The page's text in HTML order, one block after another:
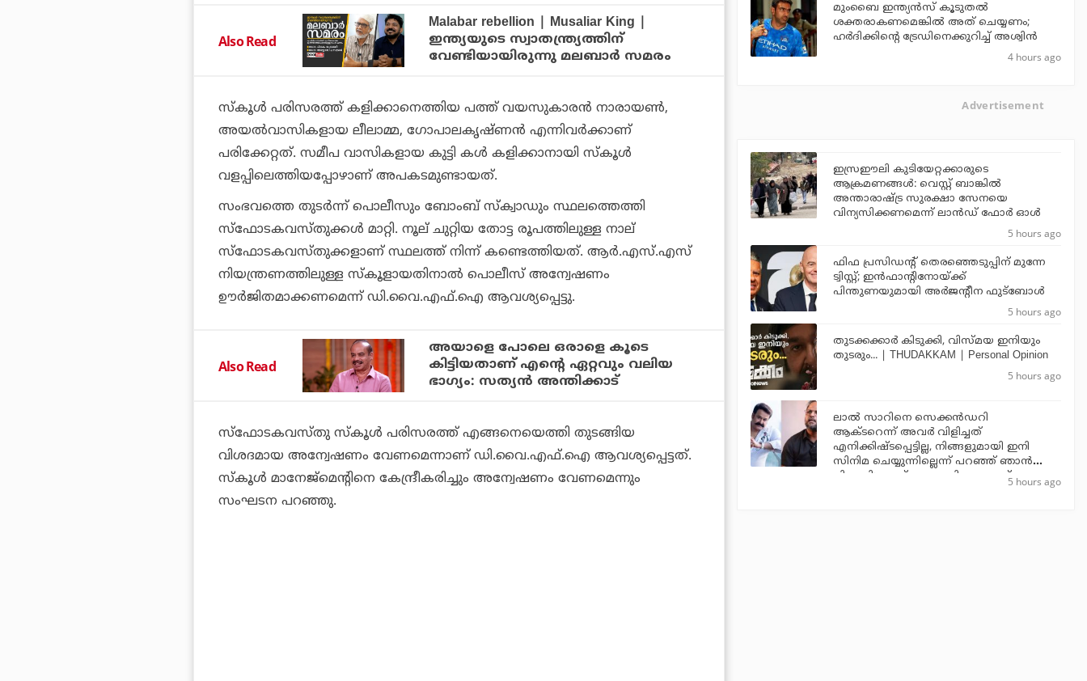
Also Read
Malabar rebellion | Musaliar King |
ഇന്ത്യയുടെ സ്വാതന്ത്ര്യത്തിന്
വേണ്ടിയായിരുന്നു മലബാര്‍ സമരം
സ്‌കൂള്‍ പരിസരത്ത് കളിക്കാനെത്തിയ പത്ത് വയസുകാരന്‍ നാരായണ്‍,
അയല്‍വാസികളായ ലീലാമ്മ, ഗോപാലകൃഷ്ണന്‍ എന്നിവര്‍ക്കാണ്
പരിക്കേറ്റത്. സമീപ വാസികളായ കുട്ടി കള്‍ കളിക്കാനായി സ്‌കൂള്‍
വളപ്പിലെത്തിയപ്പോഴാണ് അപകടമുണ്ടായത്.
സംഭവത്തെ തുടര്‍ന്ന് പൊലീസും ബോംബ് സ്‌ക്വാഡും സ്ഥലത്തെത്തി
സ്‌ഫോടകവസ്തുക്കള്‍ മാറ്റി. നൂല് ചുറ്റിയ തോട്ട രൂപത്തിലുള്ള നാല്
സ്‌ഫോടകവസ്തുക്കളാണ് സ്ഥലത്ത് നിന്ന് കണ്ടെത്തിയത്. ആര്‍.എസ്.എസ്
നിയന്ത്രണത്തിലുള്ള സ്‌കൂളായതിനാല്‍ പൊലീസ് അന്വേഷണം
ഊര്‍ജിതമാക്കണമെന്ന് ഡി.വൈ.എഫ്.ഐ ആവശ്യപ്പെട്ടു.
Also Read
അയാളെ പോലെ ഒരാളെ കൂടെ
കിട്ടിയതാണ് എന്റെ ഏറ്റവും വലിയ
ഭാഗ്യം: സത്യന്‍ അന്തിക്കാട്
സ്‌ഫോടകവസ്തു സ്‌കൂള്‍ പരിസരത്ത് എങ്ങനെയെത്തി തുടങ്ങിയ
വിശദമായ അന്വേഷണം വേണമെന്നാണ് ഡി.വൈ.എഫ്.ഐ ആവശ്യപ്പെട്ടത്.
സ്‌കൂള്‍ മാനേജ്‌മെന്റിനെ കേന്ദ്രീകരിച്ചും അന്വേഷണം വേണമെന്നും
സംഘടന പറഞ്ഞു.
മുംബൈ ഇന്ത്യന്‍സ് കൂടുതല്‍
ശക്തരാകണമെങ്കില്‍ അത് ചെയ്യണം;
ഹര്‍ദിക്കിന്റെ ട്രേഡിനെക്കുറിച്ച് അശ്വിന്‍
4 hours ago
Advertisement
ഇസ്രഈലി കുടിയേറ്റക്കാരുടെ
ആക്രമണങ്ങള്‍: വെസ്റ്റ് ബാങ്കില്‍
അന്താരാഷ്ട്ര സുരക്ഷാ സേനയെ
വിന്യസിക്കണമെന്ന് ലാന്‍ഡ് ഫോര്‍ ഓള്‍
5 hours ago
ഫിഫ പ്രസിഡന്റ് തെരഞ്ഞെടുപ്പിന് മുന്നേ
ട്വിസ്റ്റ്; ഇന്‍ഫാന്റിനോയ്ക്ക്
പിന്തുണയുമായി അര്‍ജന്റീന ഫുട്‌ബോള്‍
5 hours ago
തുടക്കക്കാര്‍ കിടുക്കി, വിസ്മയ ഇനിയും
തുടരും... | THUDAKKAM | Personal Opinion
5 hours ago
ലാല്‍ സാറിനെ സെക്കന്‍ഡറി
ആക്ടറെന്ന് അവര്‍ വിളിച്ചത്
എനിക്കിഷ്ടപ്പെട്ടില്ല, നിങ്ങളുമായി ഇനി
സിനിമ ചെയ്യുന്നില്ലെന്ന് പറഞ്ഞ് ഞാന്‍
പിന്മാറി: ജൂഡ് ആന്തണി ജോസഫ്5 hours ago